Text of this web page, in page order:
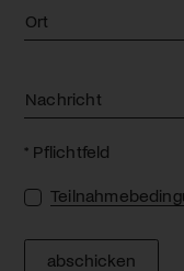
Ort
Nachricht
* Pflichtfeld
abschicken